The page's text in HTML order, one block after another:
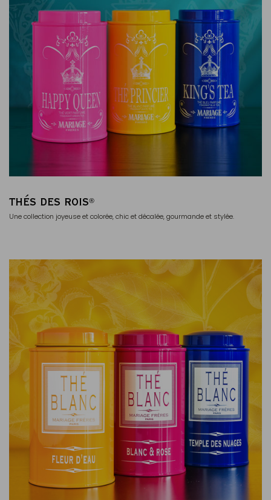
THÉS DES ROIS®
Une collection joyeuse et colorée, chic et décalée, gourmande et stylée.